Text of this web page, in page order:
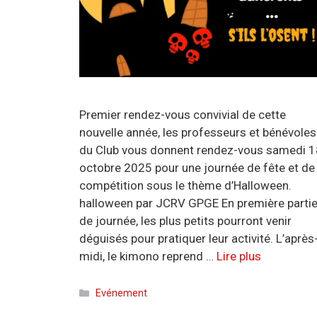
Premier rendez-vous convivial de cette
nouvelle année, les professeurs et bénévoles
du Club vous donnent rendez-vous samedi
octobre 2025 pour une journée de fête et de
compétition sous le thème d’Halloween.
halloween par JCRV GPGE En première partie
de journée, les plus petits pourront venir
déguisés pour pratiquer leur activité. L’après-
midi, le kimono reprend … Lire plus
Catégories
Evénement